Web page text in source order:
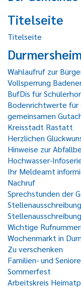
Titelseite
Titelseite
Wahlaufruf zur
Vollsperrung
BufDis für
Bodenrichtwerte für
gemeinsamen
Kreisstadt Rastatt
Herzlichen
Hinweise zur
Hochwasser-
Ihr Meldeamt
Nachruf
Sprechstunden der
Wichtige
Wochenmarkt in
Zu verschenken
Familien- und
Sommerfest
Arbeitskreis